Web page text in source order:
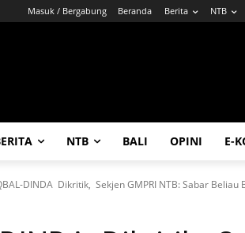
Masuk / Bergabung Beranda Berita NTB
NTB BALI OPINI E-
DINDA Dikritik, Sekjen GMPRI NTB: Sabar Beliau